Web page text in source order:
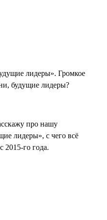
лидеры». Громкое
будущие лидеры?
про нашу
лидеры», с чего всё
2015-го года.